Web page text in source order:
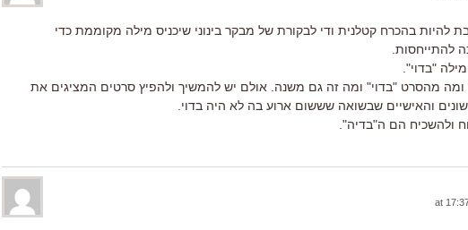
להיות בהכרח קטלנית ודי לבקורת של מבקר בינוני שיכניס מילה מקוממת כדי
להתייחסות.
"בדוי".
ומה מהסרט "בדוי" ומה זה גם משנה. אולם יש להמשיך ולהפיץ סרטים המציגים את
והאישיים שבשואה שששום ארוע בה לא היה בדוי.
ולהשכיח הם ה"בדיה".